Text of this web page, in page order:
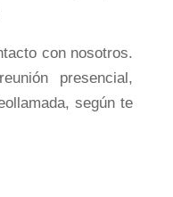
con nosotros.
presencial,
según te